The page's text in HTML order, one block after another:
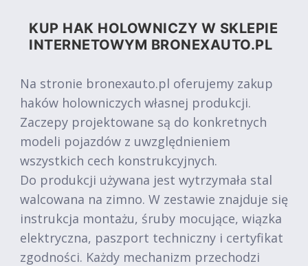
KUP HAK HOLOWNICZY W SKLEPIE
INTERNETOWYM BRONEXAUTO.PL
Na stronie bronexauto.pl oferujemy zakup
haków holowniczych własnej produkcji.
Zaczepy projektowane są do konkretnych
modeli pojazdów z uwzględnieniem
wszystkich cech konstrukcyjnych.
Do produkcji używana jest wytrzymała stal
walcowana na zimno. W zestawie znajduje się
instrukcja montażu, śruby mocujące, wiązka
elektryczna, paszport techniczny i certyfikat
zgodności. Każdy mechanizm przechodzi